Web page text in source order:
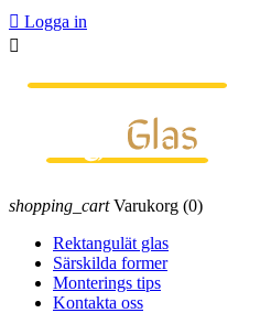
 Logga in

shopping_cart Varukorg (0)
Rektangulät glas
Särskilda former
Monterings tips
Kontakta oss